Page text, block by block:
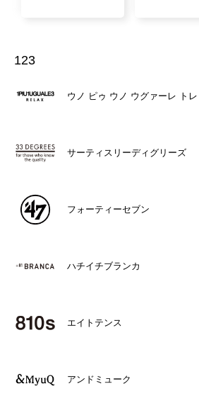
123
ウノ ピゥ ウノ ウグァーレ トレ
サーティスリーディグリーズ
フォーティーセブン
ハチイチブランカ
エイトテンス
アンドミューク